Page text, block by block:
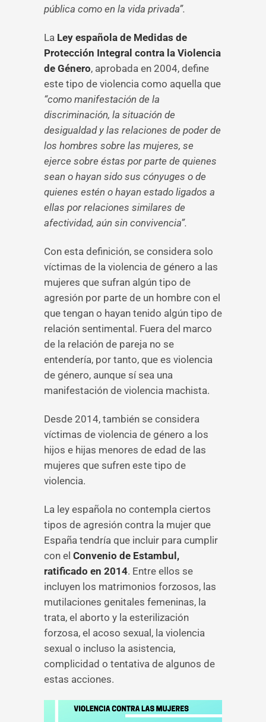
pública como en la vida privada”.
La Ley española de Medidas de
Protección Integral contra la Violencia
de Género, aprobada en 2004, define
este tipo de violencia como aquella que
“como manifestación de la
discriminación, la situación de
desigualdad y las relaciones de poder de
los hombres sobre las mujeres, se
ejerce sobre éstas por parte de quienes
sean o hayan sido sus cónyuges o de
quienes estén o hayan estado ligados a
ellas por relaciones similares de
afectividad, aún sin convivencia”.
Con esta definición, se considera solo
víctimas de la violencia de género a las
mujeres que sufran algún tipo de
agresión por parte de un hombre con el
que tengan o hayan tenido algún tipo de
relación sentimental. Fuera del marco
de la relación de pareja no se
entendería, por tanto, que es violencia
de género, aunque sí sea una
manifestación de violencia machista.
Desde 2014, también se considera
víctimas de violencia de género a los
hijos e hijas menores de edad de las
mujeres que sufren este tipo de
violencia.
La ley española no contempla ciertos
tipos de agresión contra la mujer que
España tendría que incluir para cumplir
con el Convenio de Estambul,
ratificado en 2014. Entre ellos se
incluyen los matrimonios forzosos, las
mutilaciones genitales femeninas, la
trata, el aborto y la esterilización
forzosa, el acoso sexual, la violencia
sexual o incluso la asistencia,
complicidad o tentativa de algunos de
estas acciones.